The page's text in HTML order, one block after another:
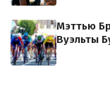
Мэттью
Вуэльты